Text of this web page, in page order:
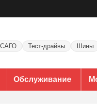
Тест-драйвы Шины
Обслуживание